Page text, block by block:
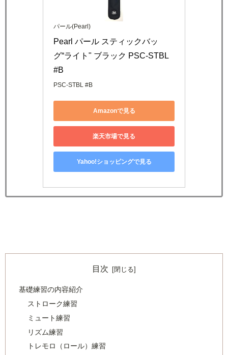
パール(Pearl)
Pearl パール スティックバッ
グ“ライト" ブラック PSC-STBL
#B
PSC-STBL #B
Amazonで見る
楽天市場で見る
Yahoo!ショッピングで見る
目次
基礎練習の内容紹介
ストローク練習
ミュート練習
リズム練習
トレモロ（ロール）練習